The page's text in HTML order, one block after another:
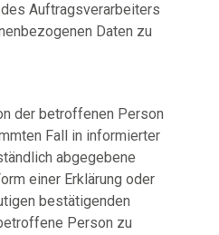
Auftragsverarbeiters
Daten zu
der betroffenen Person
Fall in informierter
abgegebene
einer Erklärung oder
bestätigenden
Person zu